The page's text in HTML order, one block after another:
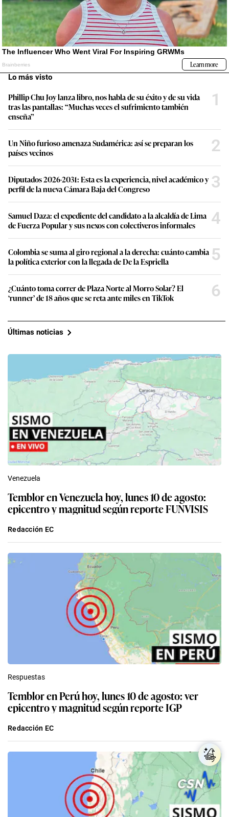
Lo más visto
Phillip Chu Joy lanza libro, nos habla de su éxito y de su vida
tras las pantallas: “Muchas veces el sufrimiento también
enseña”
1
Un Niño furioso amenaza Sudamérica: así se preparan los
países vecinos
2
Diputados 2026-2031: Esta es la experiencia, nivel académico y
perfil de la nueva Cámara Baja del Congreso
3
Samuel Daza: el expediente del candidato a la alcaldía de Lima
de Fuerza Popular y sus nexos con colectiveros informales
4
Colombia se suma al giro regional a la derecha: cuánto cambia
la política exterior con la llegada de De la Espriella
5
¿Cuánto toma correr de Plaza Norte al Morro Solar? El
‘runner’ de 18 años que se reta ante miles en TikTok
6
Últimas noticias
Venezuela
Temblor en Venezuela hoy, lunes 10 de agosto:
epicentro y magnitud según reporte FUNVISIS
Redacción EC
Respuestas
Temblor en Perú hoy, lunes 10 de agosto: ver
epicentro y magnitud según reporte IGP
Redacción EC